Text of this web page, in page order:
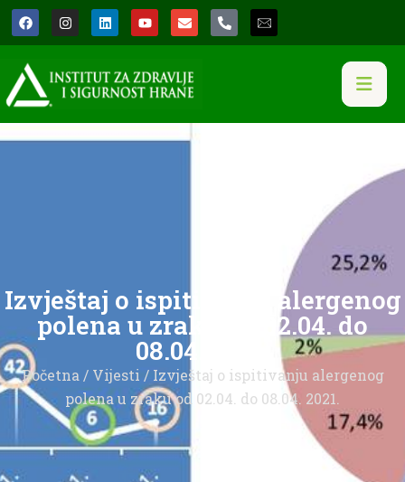
Izvještaj o ispitivanju alergenog
polena u zraku od 02.04. do
08.04. 2021.
Početna / Vijesti / Izvještaj o ispitivanju alergenog
polena u zraku od 02.04. do 08.04. 2021.